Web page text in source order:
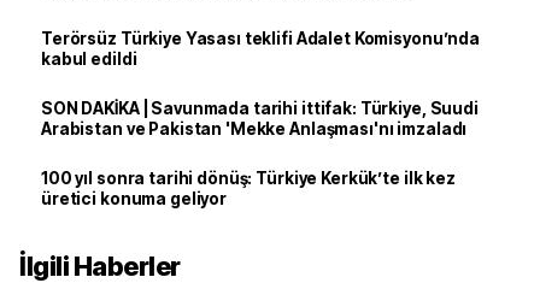
Terörsüz Türkiye Yasası teklifi Adalet Komisyonu’nda
kabul edildi
SON DAKİKA | Savunmada tarihi ittifak: Türkiye, Suudi
Arabistan ve Pakistan 'Mekke Anlaşması'nı imzaladı
100 yıl sonra tarihi dönüş: Türkiye Kerkük’te ilk kez
üretici konuma geliyor
İlgili Haberler